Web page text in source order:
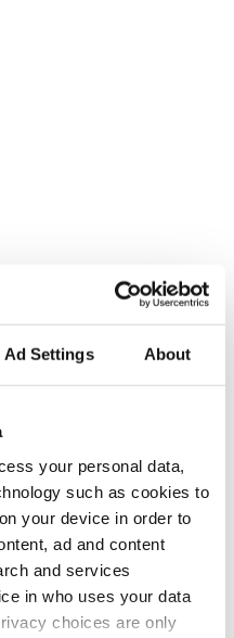
Ad Settings About
your personal data,
such as cookies to
your device in order to
ad and content
and services
in who uses your data
choices are only
den essentiella läsningen för
genom en